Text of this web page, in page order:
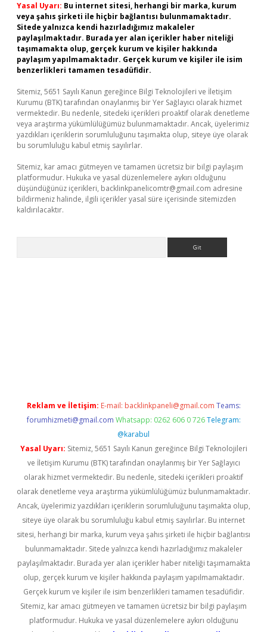
Yasal Uyarı: Bu internet sitesi, herhangi bir marka, kurum
veya şahıs şirketi ile hiçbir bağlantısı bulunmamaktadır.
Sitede yalnızca kendi hazırladığımız makaleler
paylaşılmaktadır. Burada yer alan içerikler haber niteliği
taşımamakta olup, gerçek kurum ve kişiler hakkında
paylaşım yapılmamaktadır. Gerçek kurum ve kişiler ile isim
benzerlikleri tamamen tesadüfidir.
Sitemiz, 5651 Sayılı Kanun gereğince Bilgi Teknolojileri ve İletişim
Kurumu (BTK) tarafından onaylanmış bir Yer Sağlayıcı olarak hizmet
vermektedir. Bu nedenle, sitedeki içerikleri proaktif olarak denetleme
veya araştırma yükümlülüğümüz bulunmamaktadır. Ancak, üyelerimiz
yazdıkları içeriklerin sorumluluğunu taşımakta olup, siteye üye olarak
bu sorumluluğu kabul etmiş sayılırlar.
Sitemiz, kar amacı gütmeyen ve tamamen ücretsiz bir bilgi paylaşım
platformudur. Hukuka ve yasal düzenlemelere aykırı olduğunu
düşündüğünüz içerikleri, backlinkpanelicomtr@gmail.com adresine
bildirmeniz halinde, ilgili içerikler yasal süre içerisinde sitemizden
kaldırılacaktır.
Reklam ve İletişim: E-mail: backlinkpaneli@gmail.com Teams:
forumhizmeti@gmail.com Whatsapp: 0262 606 0 726 Telegram:
@karabul
Yasal Uyarı: Sitemiz, 5651 Sayılı Kanun gereğince Bilgi Teknolojileri
ve İletişim Kurumu (BTK) tarafından onaylanmış bir Yer Sağlayıcı
olarak hizmet vermektedir. Bu nedenle, sitedeki içerikleri proaktif
olarak denetleme veya araştırma yükümlülüğümüz bulunmamaktadır.
Ancak, üyelerimiz yazdıkları içeriklerin sorumluluğunu taşımakta olup,
siteye üye olarak bu sorumluluğu kabul etmiş sayılırlar. Bu internet
sitesi, herhangi bir marka, kurum veya şahıs şirketi ile hiçbir bağlantısı
bulunmamaktadır. Sitede yalnızca kendi hazırladığımız makaleler
paylaşılmaktadır. Burada yer alan içerikler haber niteliği taşımamakta
olup, gerçek kurum ve kişiler hakkında paylaşım yapılmamaktadır.
Gerçek kurum ve kişiler ile isim benzerlikleri tamamen tesadüfidir.
Sitemiz, kar amacı gütmeyen ve tamamen ücretsiz bir bilgi paylaşım
platformudur. Hukuka ve yasal düzenlemelere aykırı olduğunu